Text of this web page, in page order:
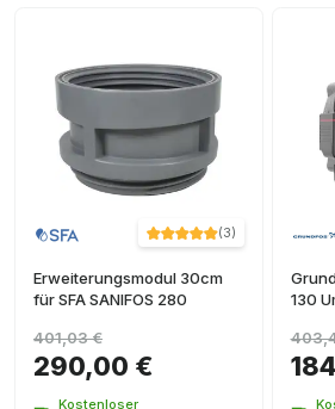
(3)
Erweiterungsmodul 30cm
für SFA SANIFOS 280
290,00 €
401,03 €
Kostenloser
130